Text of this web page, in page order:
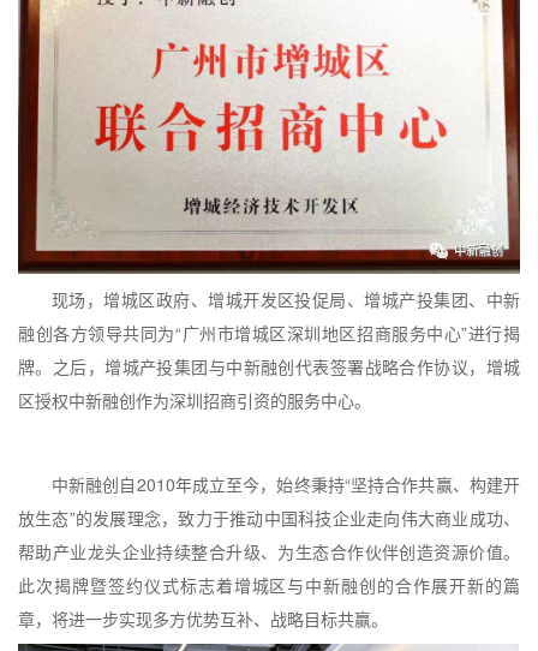
现场，增城区政府、增城开发区投促局、增城产投集团、中新
融创各方领导共同为“广州市增城区深圳地区招商服务中心”进行揭
牌。之后，增城产投集团与中新融创代表签署战略合作协议，增城
区授权中新融创作为深圳招商引资的服务中心。
中新融创自2010年成立至今，始终秉持“坚持合作共赢、构建开
放生态”的发展理念，致力于推动中国科技企业走向伟大商业成功、
帮助产业龙头企业持续整合升级、为生态合作伙伴创造资源价值。
此次揭牌暨签约仪式标志着增城区与中新融创的合作展开新的篇
章，将进一步实现多方优势互补、战略目标共赢。